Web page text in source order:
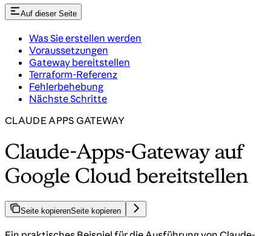
Auf dieser Seite
Was Sie erstellen werden
Voraussetzungen
Gateway bereitstellen
Terraform-Referenz
Fehlerbehebung
Nächste Schritte
CLAUDE APPS GATEWAY
Claude-Apps-Gateway auf
Google Cloud bereitstellen
Seite kopierenSeite kopieren